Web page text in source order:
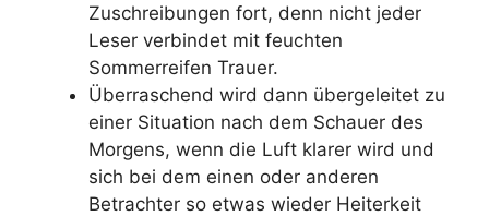
Zuschreibungen fort, denn nicht jeder
Leser verbindet mit feuchten
Sommerreifen Trauer.
Überraschend wird dann übergeleitet zu
einer Situation nach dem Schauer des
Morgens, wenn die Luft klarer wird und
sich bei dem einen oder anderen
Betrachter so etwas wieder Heiterkeit